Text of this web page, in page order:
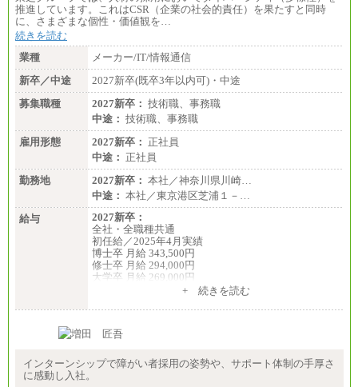
推進しています。これはCSR（企業の社会的責任）を果たすと同時
に、さまざまな個性・価値観を…
続きを読む
業種
メーカー/IT/情報通信
新卒／中途
2027新卒(既卒3年以内可)・中途
募集職種
2027新卒： 技術職、事務職
中途： 技術職、事務職
雇用形態
2027新卒： 正社員
中途： 正社員
勤務地
2027新卒： 本社／神奈川県川崎…
中途： 本社／東京港区芝浦１－…
給与
2027新卒：
全社・全職種共通
初任給／2025年4月実績
博士卒 月給 343,500円
修士卒 月給 294,000円
大学卒 月給 269,000円
※試用期間の給与に変更はございません
中途：
す。
+ 続きを読む
インターンシップで障がい者採用の姿勢や、サポート体制の手厚さ
に感動し入社。